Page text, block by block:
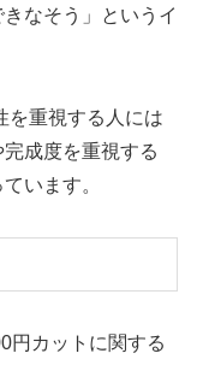
なそう」というイ
を重視する人には
成度を重視する
います。
円カットに関する